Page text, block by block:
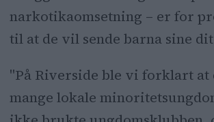
narkotikaomsetning – er for
til at de vil sende barna sine
"På Riverside ble vi forklart at
mange lokale